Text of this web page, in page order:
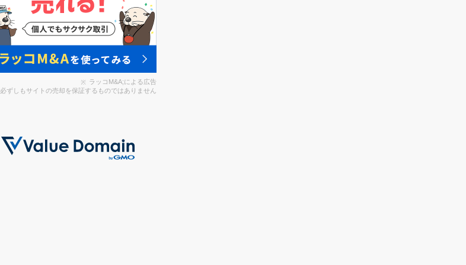
ラッコM&A;による広告
必ずしもサイトの売却を保証するものではありません